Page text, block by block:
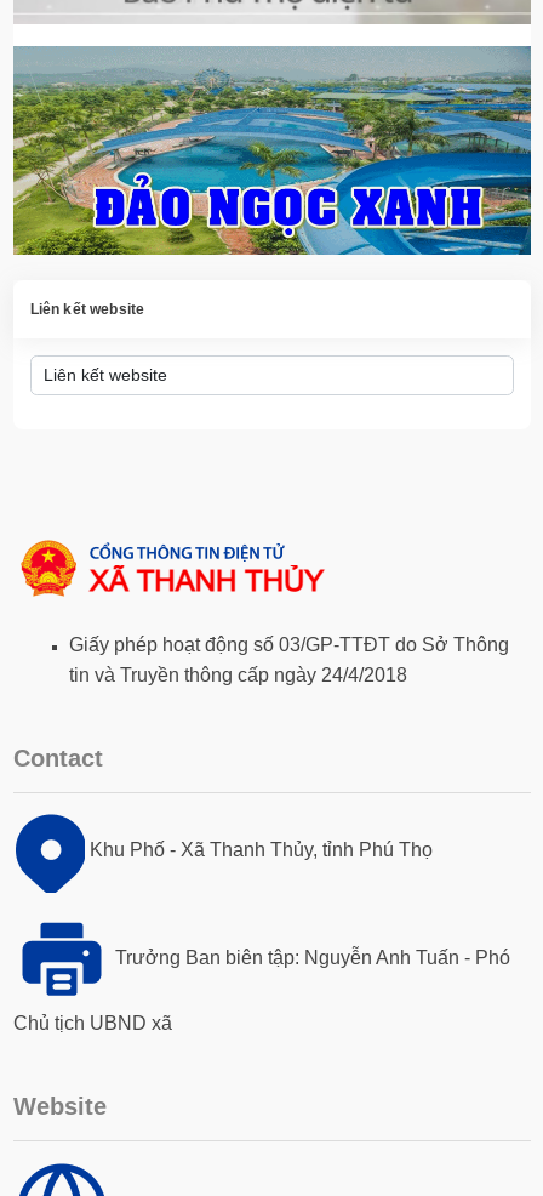
Liên kết website
Giấy phép hoạt động số 03/GP-TTĐT do Sở Thông
tin và Truyền thông cấp ngày 24/4/2018
Contact
Khu Phố - Xã Thanh Thủy, tỉnh Phú Thọ
Trưởng Ban biên tập: Nguyễn Anh Tuấn - Phó
Chủ tịch UBND xã
Website